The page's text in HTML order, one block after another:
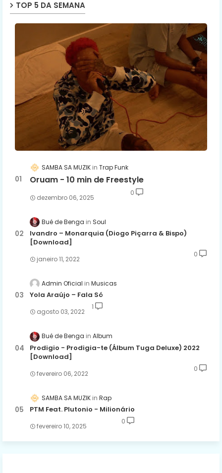
TOP 5 DA SEMANA
SAMBA SA MUZIK Trap Funk
Oruam - 10 min de Freestyle
dezembro 06, 2025
0
Bué de Benga Soul
Ivandro – Monarquia (Diogo Piçarra & Bispo)
[Download]
janeiro 11, 2022
0
Admin Oficial Musicas
Yola Araújo – Fala Só
agosto 03, 2022
1
Bué de Benga Album
Prodigio - Prodigia-te (Álbum Tuga Deluxe) 2022
[Download]
fevereiro 06, 2022
0
SAMBA SA MUZIK Rap
PTM Feat. Plutonio - Milionário
fevereiro 10, 2025
0